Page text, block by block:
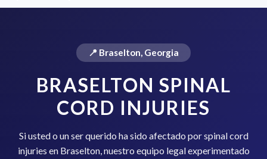
📍 Braselton, Georgia
BRASELTON SPINAL
CORD INJURIES
Si usted o un ser querido ha sido afectado por spinal cord
injuries en Braselton, nuestro equipo legal experimentado